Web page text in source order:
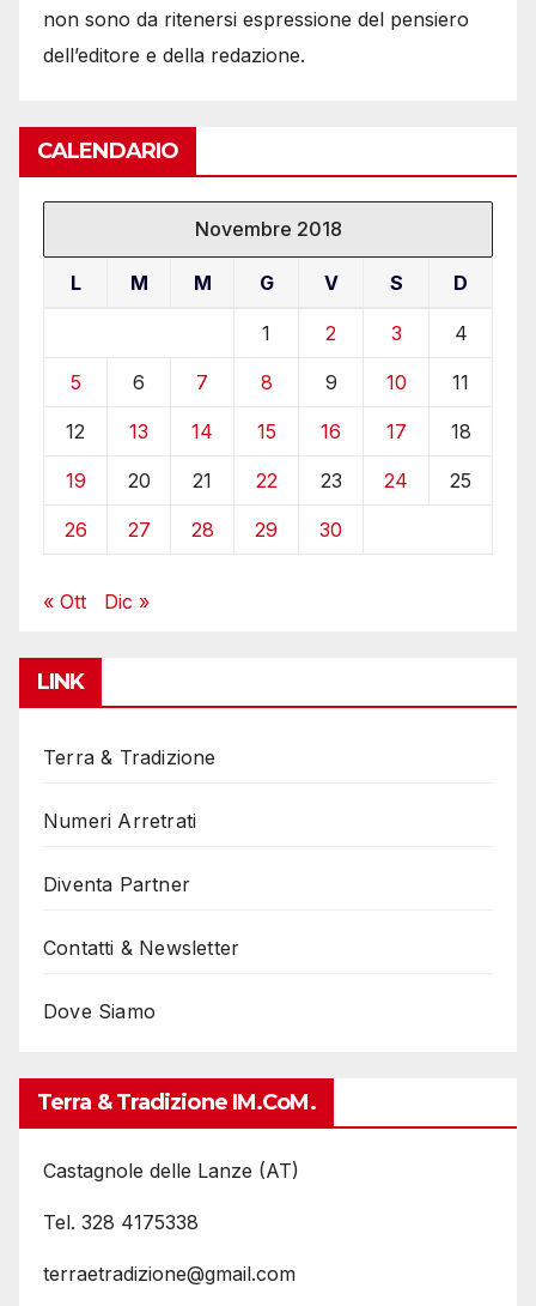
non sono da ritenersi espressione del pensiero
dell’editore e della redazione.
CALENDARIO
Novembre 2018
L M M G V S D
1 2 3 4
5 6 7 8 9 10 11
12 13 14 15 16 17 18
19 20 21 22 23 24 25
26 27 28 29 30
« Ott Dic »
LINK
Terra & Tradizione
Numeri Arretrati
Diventa Partner
Contatti & Newsletter
Dove Siamo
Terra & Tradizione IM.coM.
Castagnole delle Lanze (AT)
Tel. 328 4175338
terraetradizione@gmail.com